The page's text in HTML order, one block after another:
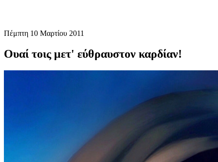
Πέμπτη 10 Μαρτίου 2011
Ουαί τοις μετ' εύθραυστον καρδίαν!